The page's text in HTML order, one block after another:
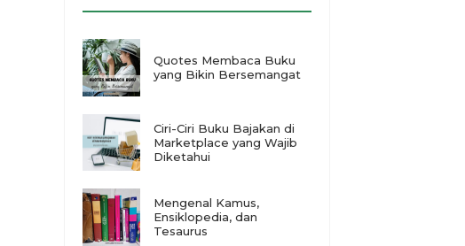
Quotes Membaca Buku
yang Bikin Bersemangat
Ciri-Ciri Buku Bajakan di
Marketplace yang Wajib
Diketahui
Mengenal Kamus,
Ensiklopedia, dan
Tesaurus